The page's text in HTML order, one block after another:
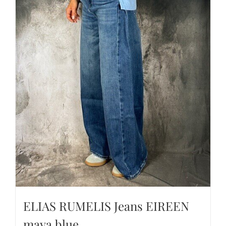
ELIAS RUMELIS Jeans EIREEN